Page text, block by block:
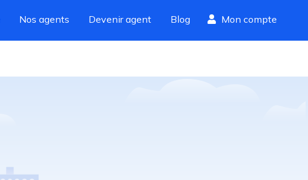
Nos agents Devenir agent Blog Mon compte